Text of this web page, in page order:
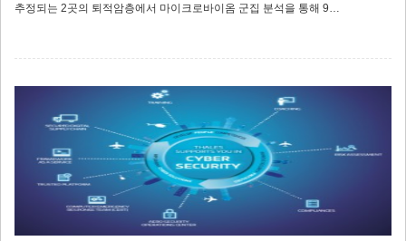
추정되는 2곳의 퇴적암층에서 마이크로바이옴 군집 분석을 통해 9…